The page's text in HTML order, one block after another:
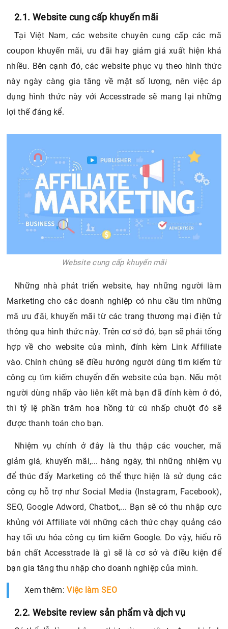
2.1. Website cung cấp khuyến mãi
Tại Việt Nam, các website chuyên cung cấp các mã
coupon khuyến mãi, ưu đãi hay giảm giá xuất hiện khá
nhiều. Bên cạnh đó, các website phục vụ theo hình thức
này ngày càng gia tăng về mặt số lượng, nên việc áp
dụng hình thức này với Accesstrade sẽ mang lại những
lợi thế đáng kể.
Website cung cấp khuyến mãi
Những nhà phát triển website, hay những người làm
Marketing cho các doanh nghiệp có nhu cầu tìm những
mã ưu đãi, khuyến mãi từ các trang thương mại điện tử
thông qua hình thức này. Trên cơ sở đó, bạn sẽ phải tổng
hợp về cho website của mình, đính kèm Link Affiliate
vào. Chính chúng sẽ điều hướng người dùng tìm kiếm từ
công cụ tìm kiếm chuyển đến website của bạn. Nếu một
người dùng nhấp vào liên kết mà bạn đã đính kèm ở đó,
thì tỷ lệ phần trăm hoa hồng từ cú nhấp chuột đó sẽ
được thanh toán cho bạn.
Nhiệm vụ chính ở đây là thu thập các voucher, mã
giảm giá, khuyến mãi,... hàng ngày, thì những nhiệm vụ
để thúc đẩy Marketing có thể thực hiện là sử dụng các
công cụ hỗ trợ như Social Media (Instagram, Facebook),
SEO, Google Adword, Chatbot,... Bạn sẽ có thu nhập cực
khủng với Affiliate với những cách thức chạy quảng cáo
hay tối ưu hóa công cụ tìm kiếm Google. Do vậy, hiểu rõ
bản chất Accesstrade là gì sẽ là cơ sở và điều kiện để
bạn gia tăng thu nhập cho doanh nghiệp của mình.
Xem thêm:Việc làm SEO
2.2. Website review sản phẩm và dịch vụ